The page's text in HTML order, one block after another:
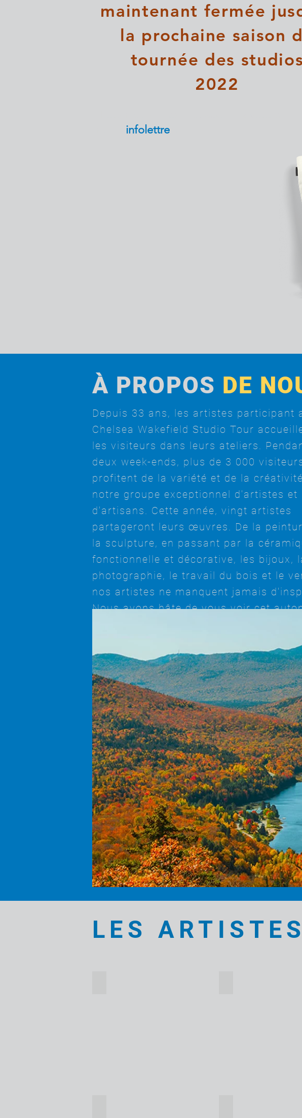
maintenant fermée
la prochaine saison
tournée des studios
2022
infolettre
À PROPOS DE
Depuis 33 ans, les artistes participant
Chelsea Wakefield Studio Tour
les visiteurs dans leurs ateliers.
deux week-ends, plus de 3 000
profitent de la variété et de la
notre groupe exceptionnel d'artistes et
d'artisans. Cette année, vingt artistes
partageront leurs œuvres. De la
la sculpture, en passant par la
fonctionnelle et décorative, les bijoux,
photographie, le travail du bois et le
nos artistes ne manquent jamais
Nous avons hâte de vous voir cet
LES